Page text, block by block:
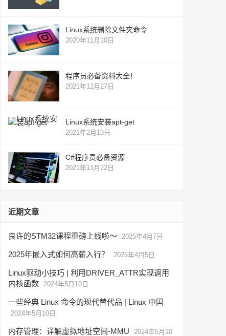
Linux系统删除文件夹命令
2020年11月10日
程序员必备资料大全！
2021年12月27日
Linux系统安装apt-get
2021年2月13日
C#程序员必备资源
2021年11月22日
近期文章
良许的STM32课程重磅上线啦～ 2025年4月7日
2025年嵌入式如何高薪入行？ 2025年4月5日
Linux驱动小技巧 | 利用DRIVER_ATTR实现调用
内核函数 2024年5月10日
一些经典 Linux 命令的现代替代品 | Linux 中国
2024年5月10日
内存管理：详解虚拟地址空间-MMU
2024年5月10